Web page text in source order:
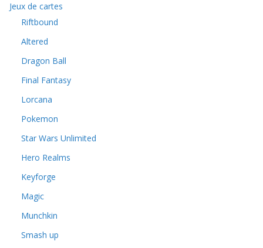
Jeux de cartes
Riftbound
Altered
Dragon Ball
Final Fantasy
Lorcana
Pokemon
Star Wars Unlimited
Hero Realms
Keyforge
Magic
Munchkin
Smash up